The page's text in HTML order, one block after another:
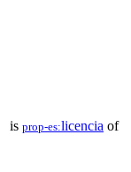
is prop-es:licencia of